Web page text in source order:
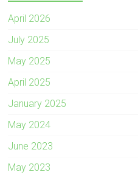
April 2026
July 2025
May 2025
April 2025
January 2025
May 2024
June 2023
May 2023